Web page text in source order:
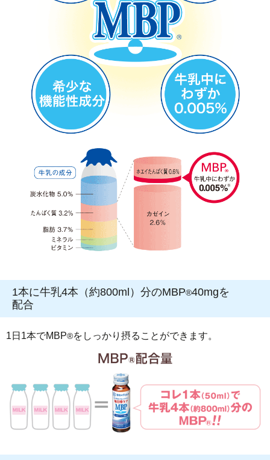
1本に牛乳4本（約800ml）分のMBP®40mgを
配合
1日1本でMBP®をしっかり摂ることができます。